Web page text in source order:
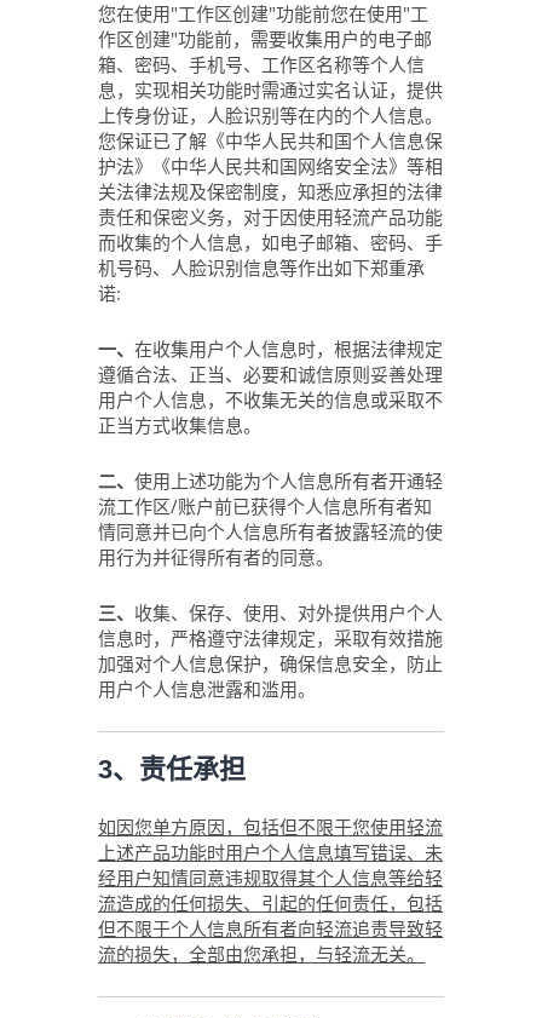
您在使用"工作区创建"功能前您在使用"工
作区创建"功能前，需要收集用户的电子邮
箱、密码、手机号、工作区名称等个人信
息，实现相关功能时需通过实名认证，提供
上传身份证，人脸识别等在内的个人信息。
您保证已了解《中华人民共和国个人信息保
护法》《中华人民共和国网络安全法》等相
关法律法规及保密制度，知悉应承担的法律
责任和保密义务，对于因使用轻流产品功能
而收集的个人信息，如电子邮箱、密码、手
机号码、人脸识别信息等作出如下郑重承
诺:
一、在收集用户个人信息时，根据法律规定
遵循合法、正当、必要和诚信原则妥善处理
用户个人信息，不收集无关的信息或采取不
正当方式收集信息。
二、使用上述功能为个人信息所有者开通轻
流工作区/账户前已获得个人信息所有者知
情同意并已向个人信息所有者披露轻流的使
用行为并征得所有者的同意。
三、 收集、保存、使用、对外提供用户个人
信息时，严格遵守法律规定，采取有效措施
加强对个人信息保护，确保信息安全，防止
用户个人信息泄露和滥用。
3、责任承担
如因您单方原因，包括但不限于您使用轻流
上述产品功能时用户个人信息填写错误、未
经用户知情同意违规取得其个人信息等给轻
流造成的任何损失、引起的任何责任，包括
但不限于个人信息所有者向轻流追责导致轻
流的损失，全部由您承担，与轻流无关。